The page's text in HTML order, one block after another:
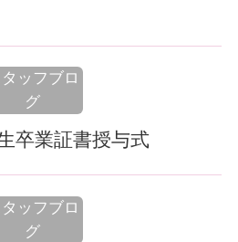
ッフブロ
グ
卒業証書授与式
ッフブロ
グ